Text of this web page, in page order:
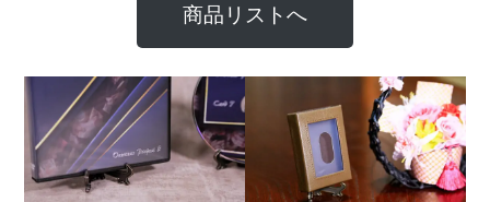
商品リストへ